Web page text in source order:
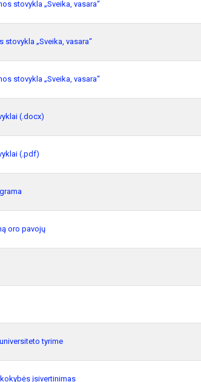
stovykla „Sveika, vasara“
stovykla „Sveika, vasara“
stovykla „Sveika, vasara“
(.docx)
(.pdf)
oro pavojų
tyrime
įsivertinimas